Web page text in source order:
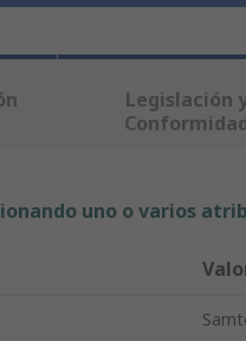
Legislación
uno o varios